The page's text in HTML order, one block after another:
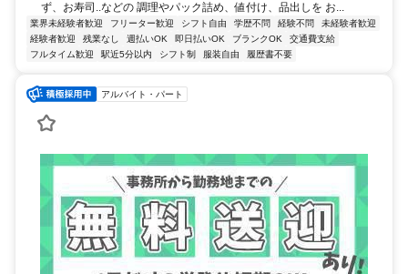
ず、お寿司..などの 調理やパック詰め、値付け、品出しを お...
業界未経験者歓迎 フリーター歓迎 シフト自由 学歴不問 経験不問
未経験者歓迎
経験者歓迎
残業なし 週払いOK 即日払いOK ブランクOK
交通費支給
フルタイム歓迎
駅近5分以内 シフト制 服装自由 履歴書不要
アルバイト・パート